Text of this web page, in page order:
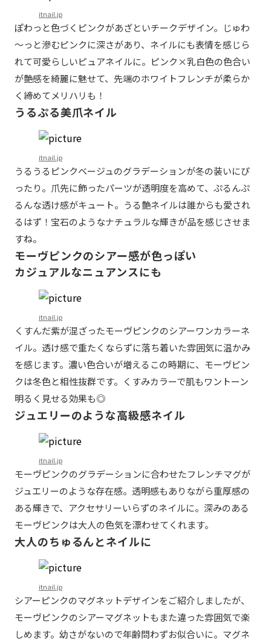
itnail.jp
ぽわっと色づくピンクがあざといチークデザイン。じゅわ
～っと滲むピンクに深さがあり、ネイルにも表情を感じら
れて可愛らしいピュアネイルに。ピンク×乳白色の色合い
が艶感を綺麗に魅せて、先端のホワイトフレンチが柔らか
く締めてメリハリも！
うるぷる美爪ネイル
itnail.jp
うるうるピンクベージュのグラデーションが冬の装いにぴ
ったり。爪先に飾ったパーツが透明度を高めて、ぷるんぷ
るんな透け感がキュート。うる艶ネイルは誰からも愛され
るはず！宝石のようなナチュラルな輝きが品を感じさせま
すね。
モーヴピンクのシアー感が色っぽい
カジュアルなニュアンスにも
itnail.jp
くすんだ紫が混ざったモーヴピンクのシアーワンカラーネ
イル。透け感で重たくならずに落ち着いた雰囲気に温かみ
を感じます。濃い色合いが増えるこの時期に、モーヴピン
クは冬色と相性抜群です。くすみカラーで肌もワントーン
明るく見せる効果も◎
ジュエリーのような高級感ネイル
itnail.jp
モーヴピンクのグラデーションに合わせたフレンチマグが
ジュエリーのような存在感。透明感もありながら重厚感の
ある輝きで、アクセサリーいらずのネイルに。深みのある
モーヴピンクは大人の色気を漂わせてくれます。
大人のちゅるんとネイルに
itnail.jp
シアーピンクのマグネットデザインをご紹介しましたが、
モーヴピンクのシアーマグネットもまた違った雰囲気で楽
しめます。幼さがないので年齢問わずお似合いに。マグネ